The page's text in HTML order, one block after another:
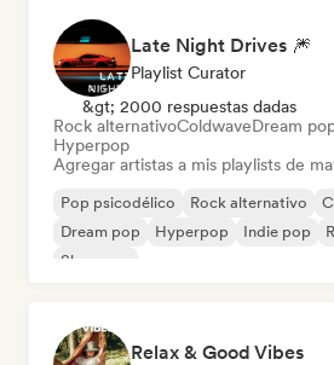
Late Night Drives 🎆
Playlist Curator
&gt; 2000 respuestas dadas
Rock alternativoColdwaveDream
Hyperpop
Agregar artistas a mis playlists de
Pop psicodélico Rock alternativo
Dream pop
Hyperpop Indie pop
Shoegaze
Relax & Good Vibes